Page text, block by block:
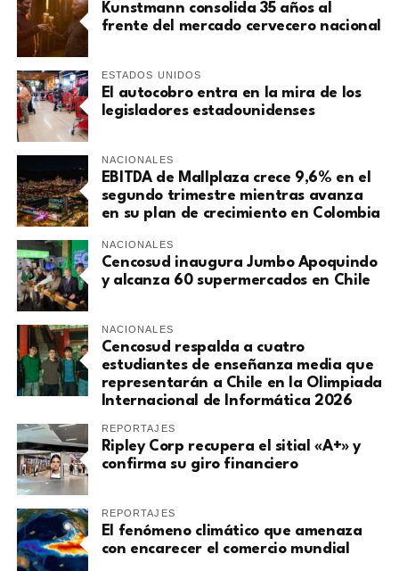
Kunstmann consolida 35 años al
frente del mercado cervecero nacional
ESTADOS UNIDOS
El autocobro entra en la mira de los
legisladores estadounidenses
NACIONALES
EBITDA de Mallplaza crece 9,6% en el
segundo trimestre mientras avanza
en su plan de crecimiento en Colombia
NACIONALES
Cencosud inaugura Jumbo Apoquindo
y alcanza 60 supermercados en Chile
NACIONALES
Cencosud respalda a cuatro
estudiantes de enseñanza media que
representarán a Chile en la Olimpiada
Internacional de Informática 2026
REPORTAJES
Ripley Corp recupera el sitial «A+» y
confirma su giro financiero
REPORTAJES
El fenómeno climático que amenaza
con encarecer el comercio mundial